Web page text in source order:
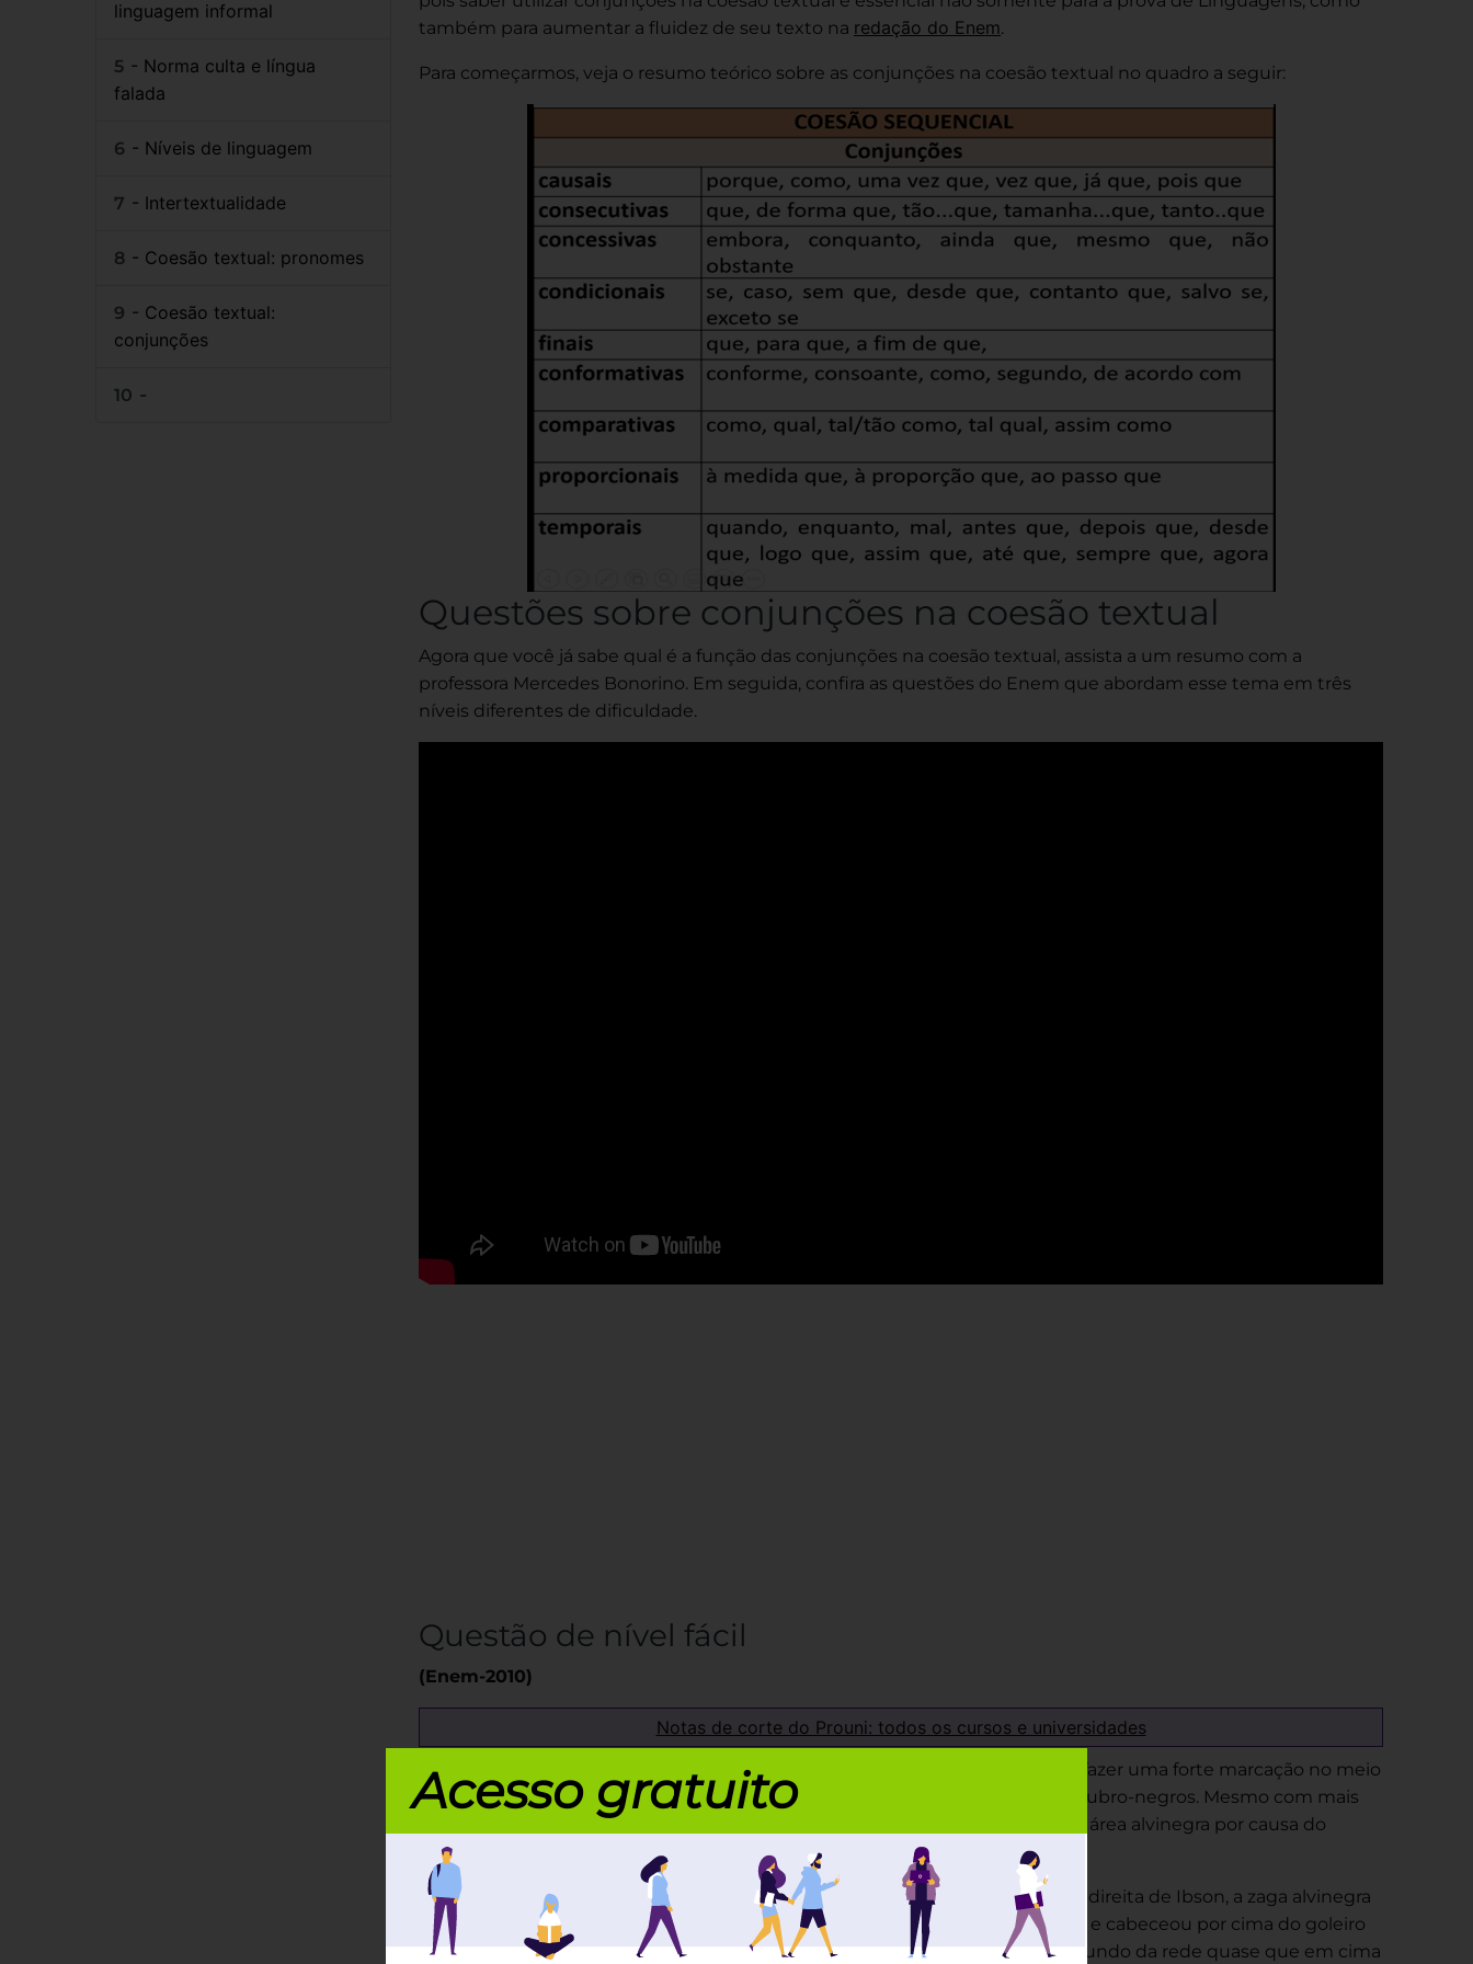
linguagem informal
- Norma culta e língua
falada
- Níveis de linguagem
- Intertextualidade
- Coesão textual: pronomes
- Coesão textual:
conjunções
-
também para aumentar a fluidez de seu texto na redação do Enem.
Para começarmos, veja o resumo teórico sobre as conjunções na coesão textual no quadro a seguir:
Questões sobre conjunções na coesão textual
Agora que você já sabe qual é a função das conjunções na coesão textual, assista a um resumo com a
professora Mercedes Bonorino. Em seguida, confira as questões do Enem que abordam esse tema em três
níveis diferentes de dificuldade.
Questão de nível fácil
(Enem-2010)
Notas de corte do Prouni: todos os cursos e universidades
O Flamengo começou a partida no ataque, enquanto o Botafogo procurava fazer uma forte marcação no meio
campo e tentar lançamentos para Victor Simões, isolado entre os zagueiros rubro-negros. Mesmo com mais
posse de bola, o time dirigido por Cuca tinha grande dificuldade de chegar à área alvinegra por causa do
bloqueio montado pelo Botafogo na frente da sua área.
No entanto, na primeira chance rubro-negra, saiu o gol. Após cruzamento da direita de Ibson, a zaga alvinegra
rebateu a bola de cabeça para o meio da área. Kléberson apareceu na jogada e cabeceou por cima do goleiro
Renan. Ronaldo Angelim apareceu nas costas da defesa e empurrou para o fundo da rede quase que em cima
Acesso gratuito